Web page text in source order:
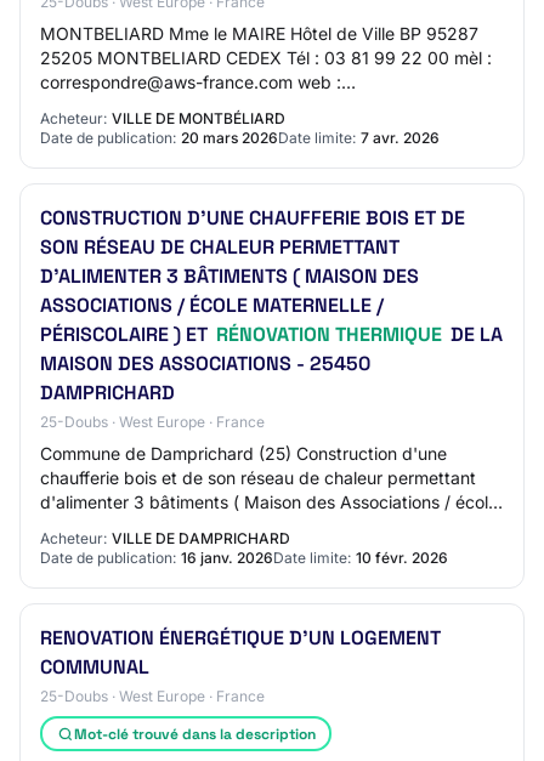
MONTBELIARD Mme le MAIRE Hôtel de Ville BP 95287
25205 MONTBELIARD CEDEX Tél : 03 81 99 22 00 mèl :
correspondre@aws-france.com web :
https://www.montbeliard.fr SIRET 21250388200012
Groupement de com…
Acheteur: VILLE DE MONTBÉLIARD
Date de publication: 20 mars 2026Date limite: 7 avr. 2026
CONSTRUCTION D'UNE CHAUFFERIE BOIS ET DE
SON RÉSEAU DE CHALEUR PERMETTANT
D'ALIMENTER 3 BÂTIMENTS ( MAISON DES
ASSOCIATIONS / ÉCOLE MATERNELLE /
PÉRISCOLAIRE ) ET RÉNOVATION THERMIQUE DE LA
MAISON DES ASSOCIATIONS - 25450
DAMPRICHARD
25-Doubs · West Europe · France
Commune de Damprichard (25) Construction d'une
chaufferie bois et de son réseau de chaleur permettant
d'alimenter 3 bâtiments ( Maison des Associations / école
Acheteur: VILLE DE DAMPRICHARD
Date de publication: 16 janv. 2026Date limite: 10 févr. 2026
RENOVATION ÉNERGÉTIQUE D'UN LOGEMENT
COMMUNAL
25-Doubs · West Europe · France
Mot-clé trouvé dans la description